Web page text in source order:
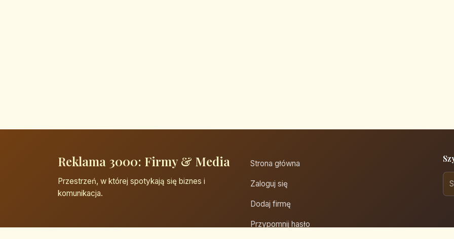
Reklama 3000: Firmy & Media
Przestrzeń, w której spotykają się biznes i
komunikacja.
Strona główna
Zaloguj się
Dodaj firmę
Przypomnij hasło